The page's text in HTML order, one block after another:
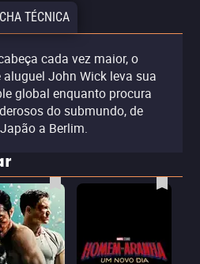
TÉCNICA
cada vez maior, o
John Wick leva sua
global enquanto procura
do submundo, de
a Berlim.